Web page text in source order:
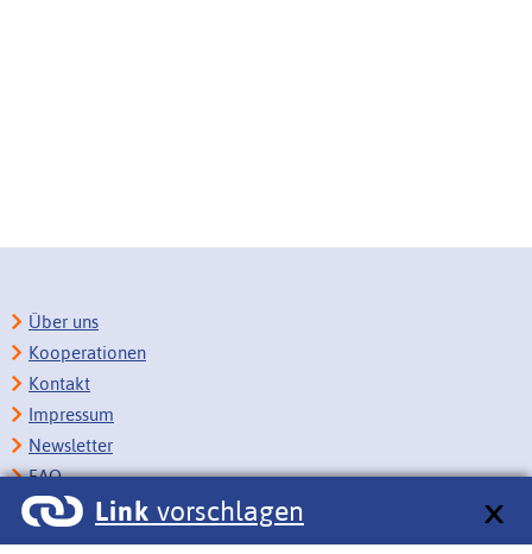
Link vorschlagen
Über uns
Kooperationen
Kontakt
Impressum
Newsletter
FAQ
Copyright